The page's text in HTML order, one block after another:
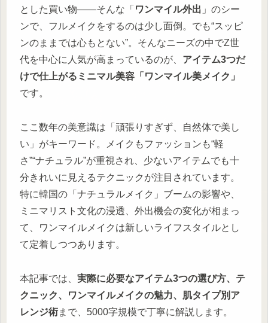
とした買い物——そんな「 ワンマイル外出 」のシー
ンで、フルメイクをするのは少し面倒。でも“スッピ
ンのままでは心もとない”。そんなニーズの中でZ世
代を中心に人気が高まっているのが、 アイテム3つだ
けで仕上がるミニマル美容「ワンマイル美メイク」
です。
ここ数年の美意識は「頑張りすぎず、自然体で美し
い」がキーワード。メイクもファッションも“軽
さ”“ナチュラル”が重視され、少ないアイテムでも十
分きれいに見えるテクニックが注目されています。
特に韓国の「ナチュラルメイク」ブームの影響や、
ミニマリスト文化の浸透、外出機会の変化が相まっ
て、ワンマイルメイクは新しいライフスタイルとし
て定着しつつあります。
本記事では、 実際に必要なアイテム3つの選び方、テ
クニック、ワンマイルメイクの魅力、肌タイプ別ア
レンジ術まで、5000字規模で丁寧に解説します。